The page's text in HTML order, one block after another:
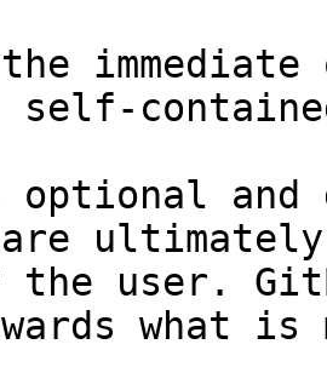
and
the user.
what